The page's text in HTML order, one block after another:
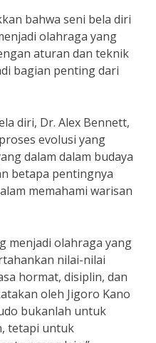
bahwa seni bela diri
olahraga yang
aturan dan teknik
bagian penting dari
diri, Dr. Alex Bennett,
evolusi yang
dalam dalam budaya
betapa pentingnya
memahami warisan
menjadi olahraga yang
nilai-nilai
hormat, disiplin, dan
oleh Jigoro Kano
bukanlah untuk
tetapi untuk